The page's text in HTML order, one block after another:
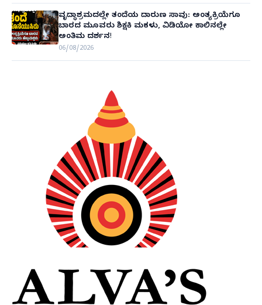
ವೃದ್ಧಾಶ್ರಮದಲ್ಲೇ ತಂದೆಯ ದಾರುಣ ಸಾವು: ಅಂತ್ಯಕ್ರಿಯೆಗೂ
ಬಾರದ ಮೂವರು ಶಿಕ್ಷಕಿ ಮಕಳು, ವಿಡಿಯೋ ಕಾಲಿನಲ್ಲೇ
ಅಂತಿಮ ದರ್ಶನ!
06/08/2026